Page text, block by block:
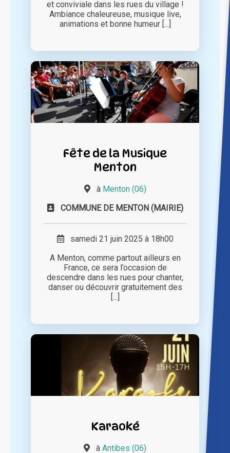
et conviviale dans les rues du village !
Ambiance chaleureuse, musique live,
animations et bonne humeur [...]
Fête de la Musique
Menton
à Menton (06)
COMMUNE DE MENTON (MAIRIE)
samedi 21 juin 2025 à 18h00
A Menton, comme partout ailleurs en
France, ce sera l’occasion de
descendre dans les rues pour chanter,
danser ou découvrir gratuitement des
[...]
Karaoké
à Antibes (06)